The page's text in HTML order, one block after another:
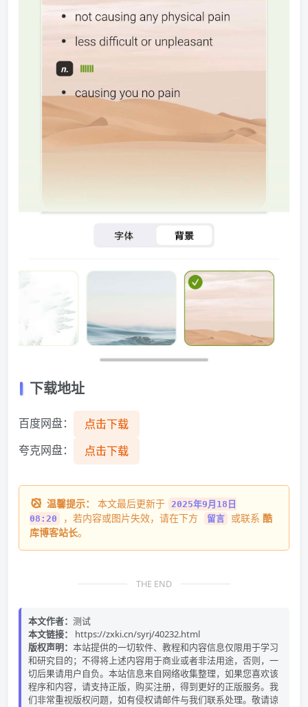
下载地址
百度网盘：
点击下载
夸克网盘：
点击下载
温馨提示： 本文最后更新于
2025年9月18日
08:20
，若内容或图片失效，请在下方 留言 或联系 酷
库博客站长。
THE END
本文作者： 测试
本文链接：
https://zxki.cn/syrj/40232.html
版权声明： 本站提供的一切软件、教程和内容信息仅限用于学习
和研究目的；不得将上述内容用于商业或者非法用途，否则，一
切后果请用户自负。本站信息来自网络收集整理，如果您喜欢该
程序和内容，请支持正版，购买注册，得到更好的正版服务。我
们非常重视版权问题，如有侵权请邮件与我们联系处理。敬请谅